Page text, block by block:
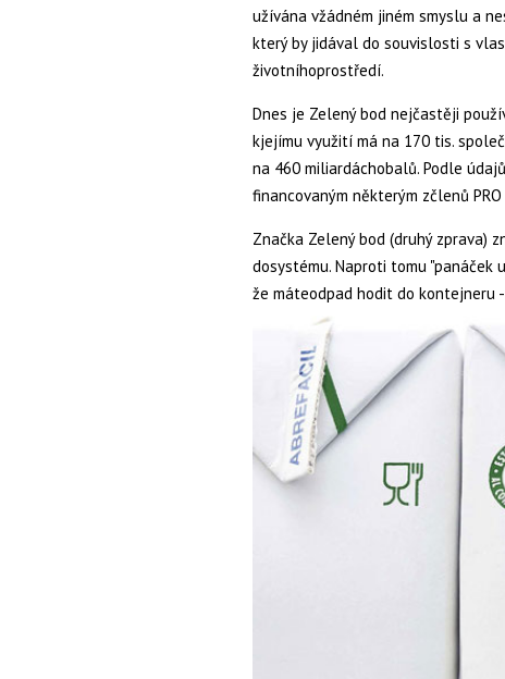
užívána vžádném jiném smyslu a
který by jidával do souvislosti s
životníhoprostředí.
Dnes je Zelený bod nejčastěji
kjejímu využití má na 170 tis.
na 460 miliardáchobalů. Podle
financovaným některým zčlenů
Značka Zelený bod (druhý zprava)
dosystému. Naproti tomu "panáček
že máteodpad hodit do kontejneru